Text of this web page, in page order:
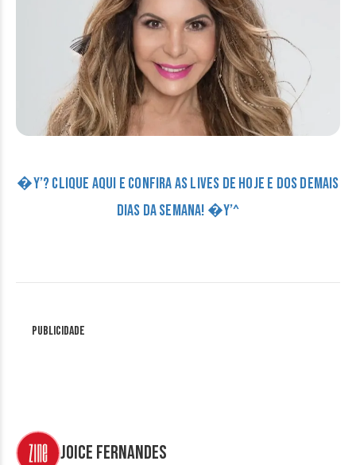
�Y’? CLIQUE AQUI E CONFIRA AS LIVES DE HOJE E DOS DEMAIS
DIAS DA SEMANA! �Y’^
Publicidade
Joice Fernandes